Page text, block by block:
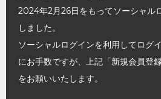
2024年2月26日をもってソーシャル
しました。
ソーシャルログインを利用してログ
にお手数ですが、上記「新規会員登
をお願いいたします。